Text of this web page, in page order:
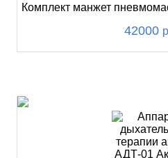
Комплект манжет
42000